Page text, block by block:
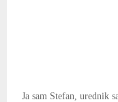
Ja sam Stefan, urednik